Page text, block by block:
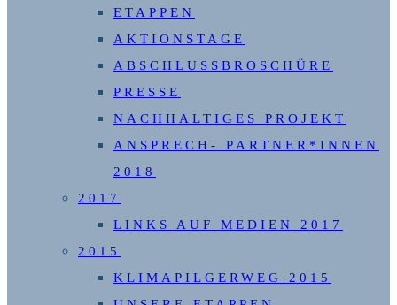
ETAPPEN
AKTIONSTAGE
ABSCHLUSSBROSCHÜRE
PRESSE
NACHHALTIGES PROJEKT
ANSPRECH- PARTNER*INNEN
2018
2017
LINKS AUF MEDIEN 2017
2015
KLIMAPILGERWEG 2015